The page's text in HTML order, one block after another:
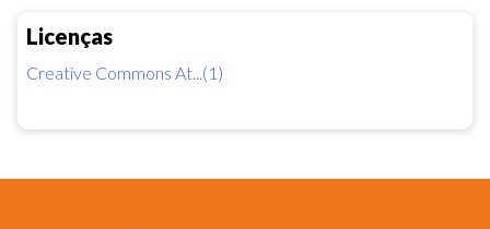
Licenças
Creative Commons At...(1)